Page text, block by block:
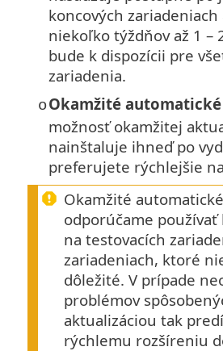
koncových
niekoľko týždňov až 1 –
bude k dispozícii pre
zariadenia.
oOkamžité
možnosť okamžitej
nainštaluje ihneď po
preferujete rýchlejšie
Okamžité
odporúčame používať
na testovacích
zariadeniach, ktoré
dôležité. V prípade
problémov
aktualizáciou tak
rýchlemu rozšíreniu